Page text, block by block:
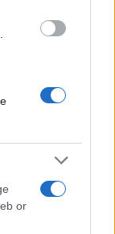
or
αλλά και της
του,
ιστορική
Καστά
που έχει
με
110
που
και την